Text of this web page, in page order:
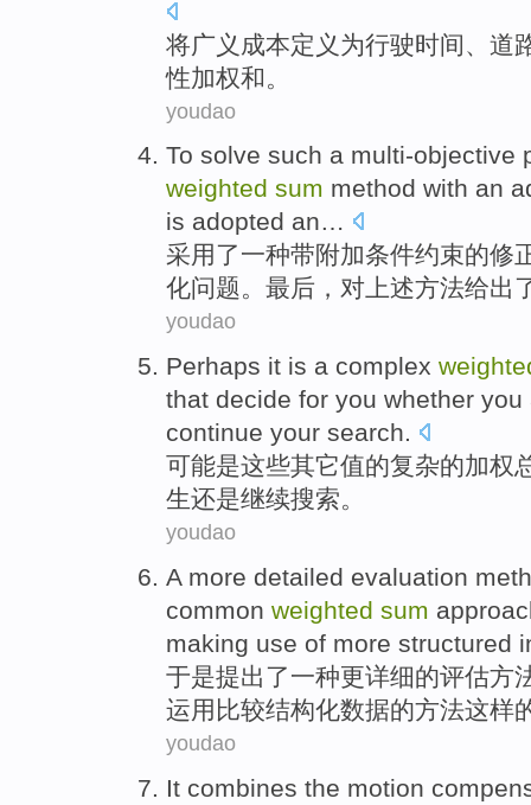
将广义 成本定义 为行驶时间
道
性加权和。
youdao
To solve such a multi-objective
weighted sum method with an
is adopted an…
采用了一种带附加条件约束的修
化问题。最后，对上述方法给出
youdao
Perhaps it is a complex
that decide for you whether you
continue your search.
可能是这些其它值的复杂的加权
生还是继续搜索。
youdao
A more detailed evaluation
common weighted sum
making use of more structured
于是提出了一种更详细的评估方
运用 比较结构化数据的方法这样
youdao
It combines the motion